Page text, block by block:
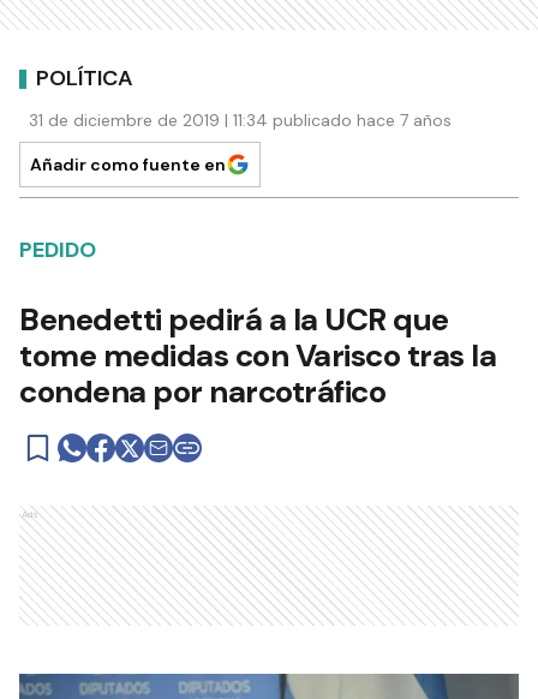
POLÍTICA
31 de diciembre de 2019 | 11:34 publicado hace 7 años
Añadir como fuente en
PEDIDO
Benedetti pedirá a la UCR que
tome medidas con Varisco tras la
condena por narcotráfico
Ads